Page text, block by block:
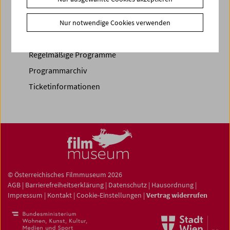
Spielplan
Regelmäßige Programme
Programmarchiv
Ticketinformationen
© Österreichisches Filmmuseum 2026
AGB | Barrierefreiheitserklärung | Datenschutz | Hausordnung |
Impressum | Kontakt | Cookie-Einstellungen | Vertrag widerrufen
Nur notwendige Cookies verwenden